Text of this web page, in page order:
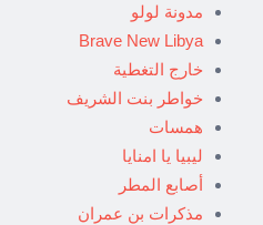
مدونة لولو
Brave New Libya
خارج التغطية
خواطر بنت الشريف
همسات
ليبيا يا امنايا
أصابع المطر
مذكرات بن عمران